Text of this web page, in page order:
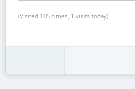
(Visited 105 times, 1 visits today)